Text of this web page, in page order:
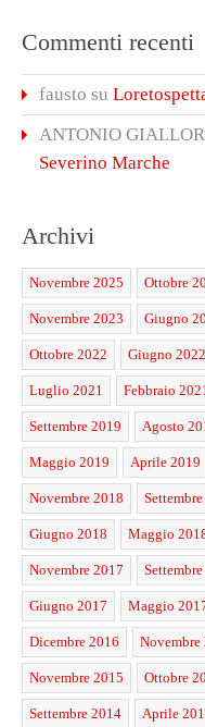
Commenti recenti
fausto su
ANTONIO
Severino Marche
Archivi
Novembre 2025 Ottobre
Novembre 2023 Giugno
Ottobre 2022 Giugno 2022
Luglio 2021 Febbraio
Settembre 2019 Agosto
Maggio 2019 Aprile 2019
Novembre 2018
Giugno 2018 Maggio
Novembre 2017
Giugno 2017 Maggio
Dicembre 2016 Novembre
Novembre 2015 Ottobre
Settembre 2014 Aprile